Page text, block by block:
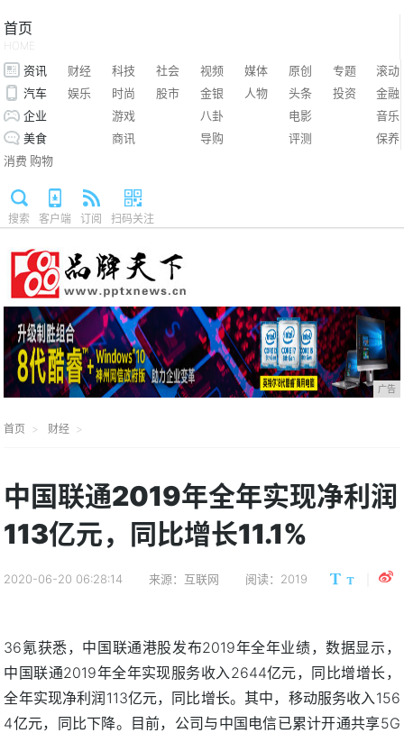
首页
HOME
资讯 财经 科技 社会 视频 媒体 原创 专题
滚动
汽车
娱乐 时尚 股市 金银 人物 头条 投资
金融
企业
游戏 八卦 电影
音乐
美食
商讯 导购 评测
保养
消费 购物
搜索 客户端 订阅 扫码关注
广告
首页 财经
中国联通2019年全年实现净利润
113亿元，同比增长11.1%
2020-06-20 06:28:14 来源：互联网 阅读：2019
36氪获悉，中国联通港股发布2019年全年业绩，数据显示，
中国联通2019年全年实现服务收入2644亿元，同比增增长，
全年实现净利润113亿元，同比增长。其中，移动服务收入156
4亿元，同比下降。目前，公司与中国电信已累计开通共享5G